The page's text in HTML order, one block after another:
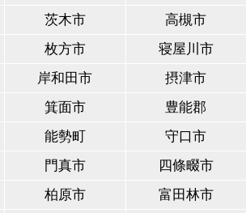
茨木市
高槻市
枚方市
寝屋川市
岸和田市
摂津市
箕面市
豊能郡
能勢町
守口市
門真市
四條畷市
柏原市
富田林市